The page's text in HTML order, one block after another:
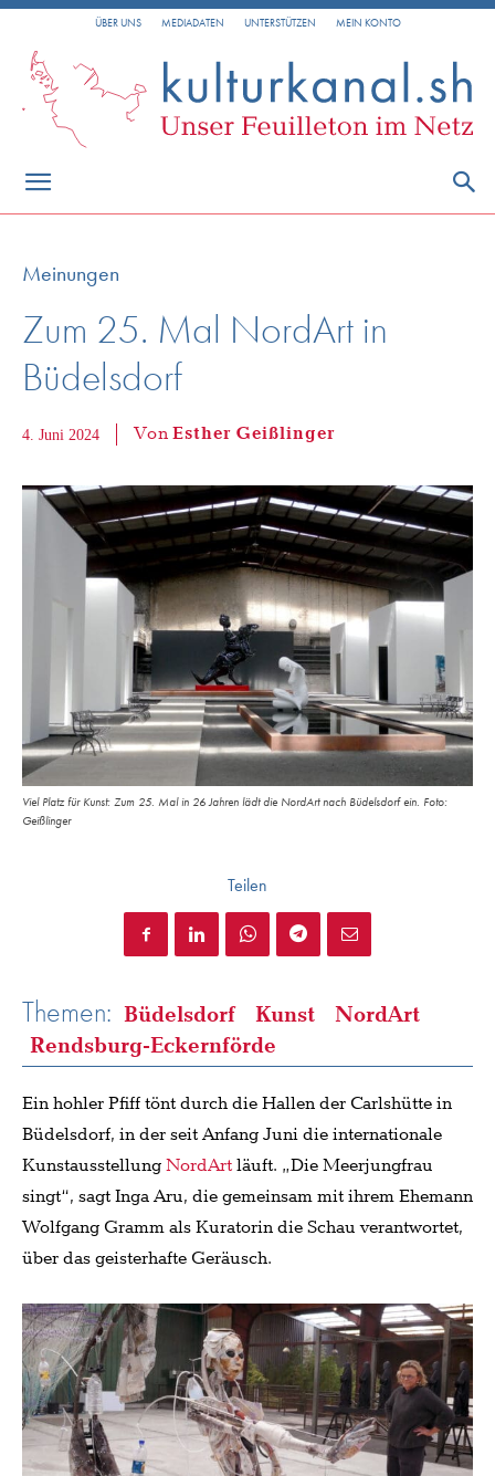
ÜBER UNS MEDIADATEN UNTERSTÜTZEN MEIN KONTO
Meinungen
Zum 25. Mal NordArt in
Büdelsdorf
4. Juni 2024 VonEsther Geißlinger
Viel Platz für Kunst: Zum 25. Mal in 26 Jahren lädt die NordArt nach Büdelsdorf ein. Foto:
Geißlinger
Teilen
Themen: Büdelsdorf Kunst
NordArt
Rendsburg-Eckernförde
Ein hohler Pfiff tönt durch die Hallen der Carlshütte in
Büdelsdorf, in der seit Anfang Juni die internationale
KunstausstellungNordArtläuft. „Die Meerjungfrau
singt“, sagt Inga Aru, die gemeinsam mit ihrem Ehemann
Wolfgang Gramm als Kuratorin die Schau verantwortet,
über das geisterhafte Geräusch.